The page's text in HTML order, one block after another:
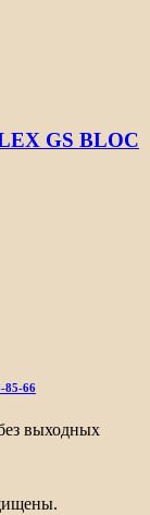
GS BLOC
85-66
выходных